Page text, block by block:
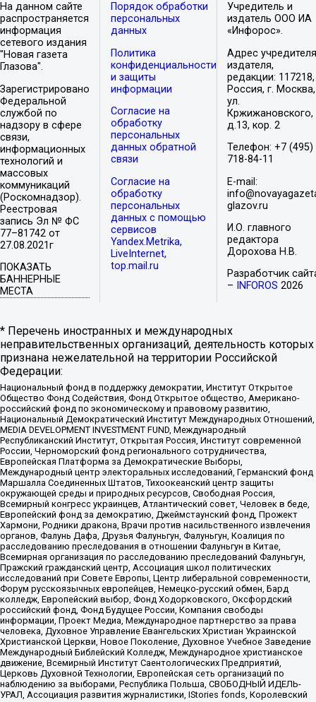
На данном сайте
распространяется
информация
сетевого издания
"Новая газета
Глазова".
Зарегистрировано
Федеральной
службой по
надзору в сфере
связи,
информационных
технологий и
массовых
коммуникаций
(Роскомнадзор).
Реестровая
запись Эл № ФС
77–81742 от
27.08.2021г
ПОКАЗАТЬ
БАННЕРНЫЕ
МЕСТА
Порядок обработки
персональных
данных
Политика
конфиденциальности
и защиты
информации
Согласие на
обработку
персональных
данных обратной
связи
Согласие на
обработку
персональных
данных с помощью
сервисов
Yandex.Metrika,
LiveInternet,
top.mail.ru
Учредитель и
издатель ООО ИА
«Инфорос».
Адрес
издателя,
редакции: 117218,
Россия, г. Москва,
ул.
Кржижановского,
д.13, кор. 2
Телефон: +7 (495)
718-84-11
E-mail:
glazov.ru
И.О. главного
редактора
Дорохова Н.В.
Разработчик
–
INFOROS 2026
* Перечень иностранных и международных
неправительственных организаций, деятельность которых
признана нежелательной на территории Российской
Федерации:
Национальный фонд в поддержку демократии, Институт Открытое
Общество Фонд Содействия, Фонд Открытое общество, Американо-
российский фонд по экономическому и правовому развитию,
Национальный Демократический Институт Международных Отношений,
MEDIA DEVELOPMENT INVESTMENT FUND, Международный
Республиканский Институт, Открытая Россия, Институт современной
России, Черноморский фонд регионального сотрудничества,
Европейская Платформа за Демократические Выборы,
Международный центр электоральных исследований, Германский фонд
Маршалла Соединенных Штатов, Тихоокеанский центр защиты
окружающей среды и природных ресурсов, Свободная Россия,
Всемирный конгресс украинцев, Атлантический совет, Человек в беде,
Европейский фонд за демократию, Джеймстаунский фонд, Прожект
Хармони, Родники дракона, Врачи против насильственного извлечения
органов, Фалунь Дафа, Друзья Фалуньгун, Фалуньгун, Коалиция по
расследованию преследования в отношении Фалуньгун в Китае,
Всемирная организация по расследованию преследований Фалуньгун,
Пражский гражданский центр, Ассоциация школ политических
исследований при Совете Европы, Центр либеральной современности,
Форум русскоязычных европейцев, Немецко-русский обмен, Бард
колледж, Европейский выбор, Фонд Ходорковского, Оксфордский
российский фонд, Фонд Будущее России, Компания свободы
информации, Проект Медиа, Международное партнерство за права
человека, Духовное Управление Евангельских Христиан Украинской
Христианской Церкви, Новое Поколение, Духовное Учебное Заведение
Международный Библейский Колледж, Международное христианское
движение, Всемирный Институт Саентологических Предприятий,
Церковь Духовной Технологии, Европейская сеть организаций по
наблюдению за выборами, Республика Польша, СВОБОДНЫЙ ИДЕЛЬ-
УРАЛ, Ассоциация развития журналистики, IStories fonds, Королевский